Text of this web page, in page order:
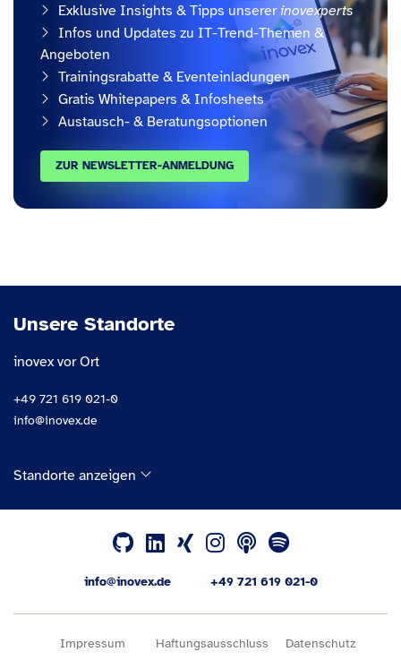
Exklusive Insights & Tipps unsererinovexperts
Infos und Updates zu IT-Trend-Themen &
Angeboten
Trainingsrabatte & Eventeinladungen
Gratis Whitepapers & Infosheets
Austausch- & Beratungsoptionen
ZUR NEWSLETTER-ANMELDUNG
Unsere Standorte
inovex vor Ort
+49 721 619 021-0
info@inovex.de
Standorte anzeigen
info@inovex.de +49 721 619 021-0
Impressum Haftungsausschluss Datenschutz